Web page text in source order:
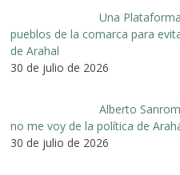
Una
pueblos de la comarca para
de Arahal
30 de julio de 2026
Alberto
no me voy de la política de
30 de julio de 2026